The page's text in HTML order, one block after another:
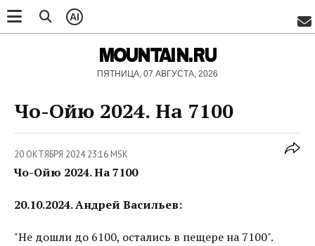
AI
MOUNTAIN.RU
ПЯТНИЦА, 07 АВГУСТА, 2026
Чо-Ойю 2024. На 7100
20 ОКТЯБРЯ 2024 23:16 MSK
Чо-Ойю 2024. На 7100
20.10.2024. Андрей Васильев:
"Не дошли до 6100, остались в пещере на 7100".